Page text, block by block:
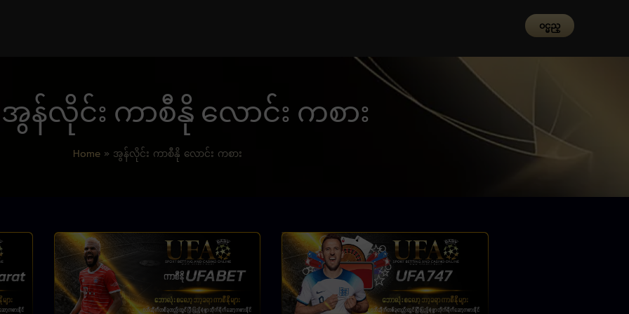
၀င္မည္
အွန်လိုင်း ကာစီနို လောင်း ကစား
Home» အွန်လိုင်း ကာစီနို လောင်း ကစား